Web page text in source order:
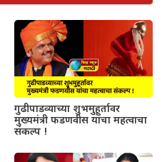
गुढीपाडव्याच्या शुभमुहूर्तावर
मुख्यमंत्री फडणवीस यांचा महत्वाचा
संकल्प !